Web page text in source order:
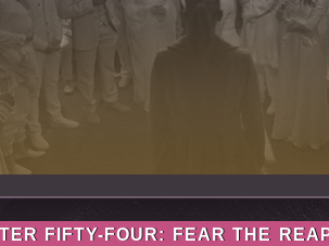
FIFTY-FOUR: FEAR THE